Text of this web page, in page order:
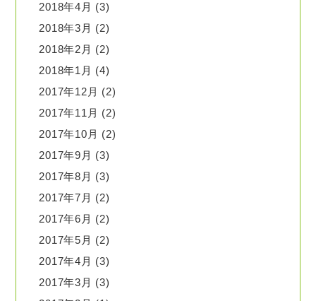
2018年4月 (3)
2018年3月 (2)
2018年2月 (2)
2018年1月 (4)
2017年12月 (2)
2017年11月 (2)
2017年10月 (2)
2017年9月 (3)
2017年8月 (3)
2017年7月 (2)
2017年6月 (2)
2017年5月 (2)
2017年4月 (3)
2017年3月 (3)